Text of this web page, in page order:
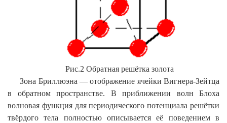
Рис.2 Обратная решётка золота
Зона Бриллюэна — отображение ячейки Вигнера-Зейтца
в обратном пространстве. В приближении волн Блоха
волновая функция для периодического потенциала решётки
твёрдого тела полностью описывается её поведением в